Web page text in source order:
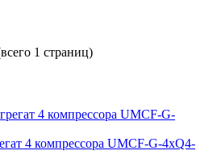
1 страниц)
4 компрессора UMCF-G-4хQ4-